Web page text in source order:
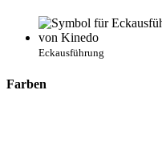
Eckausführung
Farben